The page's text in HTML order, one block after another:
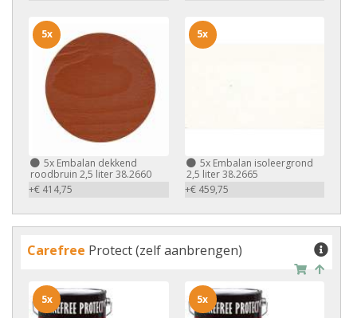
5x Embalan dekkend
roodbruin 2,5 liter 38.2660
+€ 414,75
5x
5xEmbalan isoleergrond
2,5 liter 38.2665
+€ 459,75
5x
Carefree Protect (zelf aanbrengen)
5x 5x